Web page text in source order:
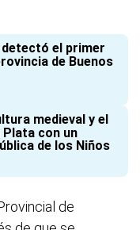
detectó el primer
de Buenos
medieval y el
con un
de los Niños
de